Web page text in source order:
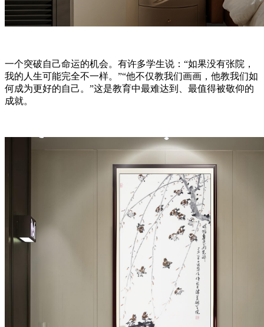
一个突破自己命运的机会。有许多学生说：“如果没有张院，
我的人生可能完全不一样。”“他不仅教我们画画，他教我们如
何成为更好的自己。”这是教育中最难达到、最值得被敬仰的
成就。